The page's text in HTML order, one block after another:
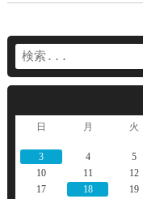
日 月 火
3
4 5
10
11 12
17
18 19